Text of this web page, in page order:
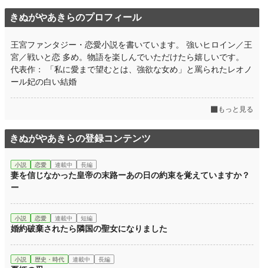
きぬがやあきらのプロフィール
王宮ファンタジー・恋愛小説を書いています。 強いヒロイン／王
宮／戦いと恋 多め。物語を楽しんでいただけたら嬉しいです。
代表作： 「私に愛まで望むとは、強欲な女め」と罵られたレオノ
ール妃の白い結婚
もっと見る
きぬがやあきらの登録コンテンツ
小説 恋愛 連載中 長編
妻を信じなかった皇帝の末路ーあの日の約束を覚えていますか？
ー
小説 恋愛 連載中 短編
婚約破棄されたら隣国の聖女になりました
小説 歴史・時代 連載中 長編